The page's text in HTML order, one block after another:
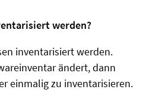
werden?
inventarisiert werden.
ändert, dann
einmalig zu inventarisieren.